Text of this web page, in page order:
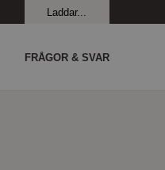
Laddar...
FRÅGOR & SVAR